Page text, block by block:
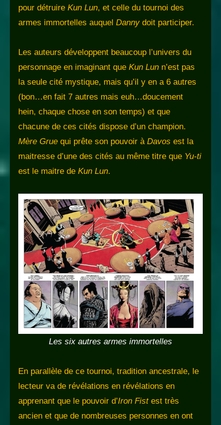
pour détruire Kun Lun, et celle du tournoi des
armes immortelles auquel Danny doit participer.
Les auteurs développent beaucoup l’univers du
personnage en imaginant que Kun Lun n’est pas
la seule cité mystique, mais qu’il y en a 6 autres
(bon…en fait 7 autres mais euh…doucement
hein, chaque chose en son temps) et que
chacune de ces cités dispose d’un champion.
Mère Grue qui prête son pouvoir à Davos est la
maitresse d’une des cités au même titre que Yu-ti
est le maitre de Kun Lun.
Les six autres armes immortelles
En parallèle de ce tournoi, tradition ancestrale, le
lecteur va de révélations en révélations en
apprenant que le pouvoir d’Iron Fistest très
ancien et que de nombreuses personnes en ont